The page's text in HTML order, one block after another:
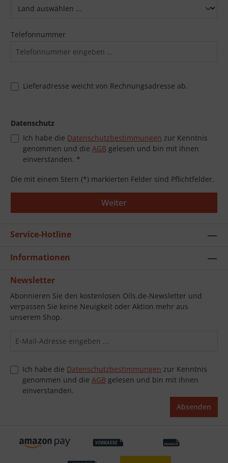
Telefonnummer
Lieferadresse weicht von Rechnungsadresse ab.
Datenschutz
Ich habe die Datenschutzbestimmungen zur Kenntnis
genommen und die AGB gelesen und bin mit ihnen
einverstanden. *
Die mit einem Stern (*) markierten Felder sind Pflichtfelder.
Weiter
Service-Hotline
Informationen
Newsletter
Abonnieren Sie den kostenlosen Oils.de-Newsletter und
verpassen Sie keine Neuigkeit oder Aktion mehr aus
unserem Shop.
Ich habe die Datenschutzbestimmungen zur Kenntnis
genommen und die AGB gelesen und bin mit ihnen
einverstanden.
Absenden